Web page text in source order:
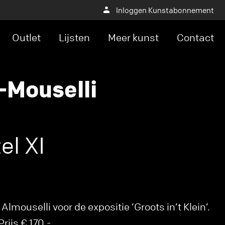
Inloggen Kunstabonnement
Outlet Lijsten Meer kunst Contact
XI
voor de expositie ‘Groots in’t Klein’.